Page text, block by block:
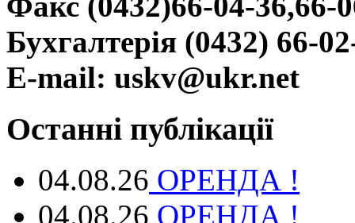
Бухгалтерія (0432) 66-
E-mail: uskv@ukr.net
Останні публікації
04.08.26 ОРЕНДА !
04.08.26 ОРЕНДА !